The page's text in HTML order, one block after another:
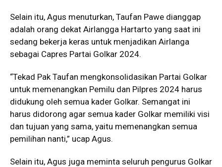
Selain itu, Agus menuturkan, Taufan Pawe dianggap
adalah orang dekat Airlangga Hartarto yang saat ini
sedang bekerja keras untuk menjadikan Airlanga
sebagai Capres Partai Golkar 2024.
“Tekad Pak Taufan mengkonsolidasikan Partai Golkar
untuk memenangkan Pemilu dan Pilpres 2024 harus
didukung oleh semua kader Golkar. Semangat ini
harus didorong agar semua kader Golkar memiliki visi
dan tujuan yang sama, yaitu memenangkan semua
pemilihan nanti,” ucap Agus.
Selain itu, Agus juga meminta seluruh pengurus Golkar